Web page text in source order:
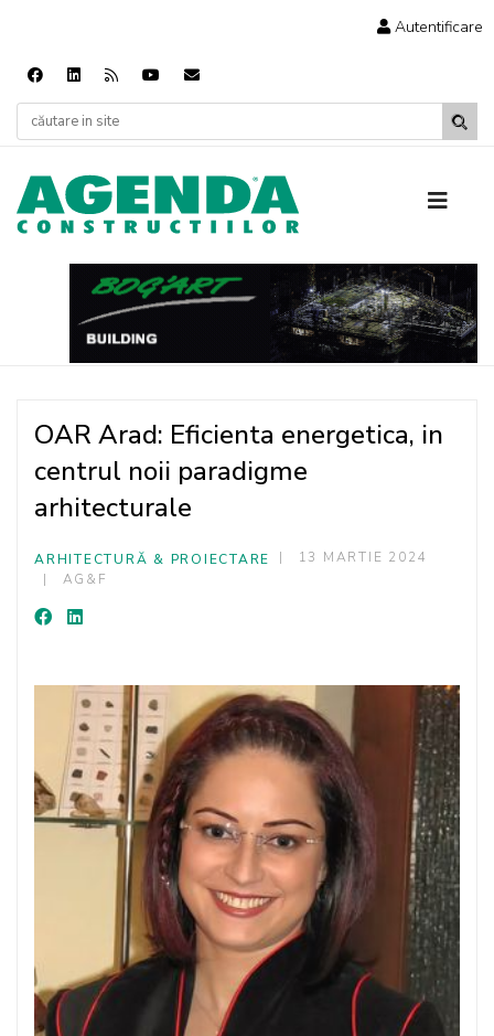
Autentificare
OAR Arad: Eficienta energetica, in
centrul noii paradigme
arhitecturale
ARHITECTURĂ & PROIECTARE
13 MARTIE 2024
AG&F